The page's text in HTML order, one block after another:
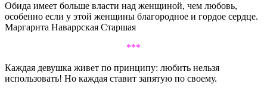
Обида имеет больше власти над женщиной, чем любовь,
особенно если у этой женщины благородное и гордое сердце.
Маргарита Наваррская Старшая
***
Каждая девушка живет по принципу: любить нельзя
использовать! Но каждая ставит запятую по своему.